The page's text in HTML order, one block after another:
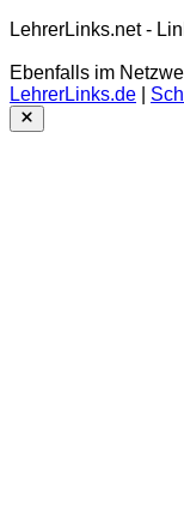
LehrerLinks.net -
Ebenfalls im
LehrerLinks.de
Close